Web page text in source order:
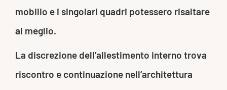
mobilio e i singolari quadri potessero risaltare
al meglio.
La discrezione dell’allestimento interno trova
riscontro e continuazione nell’architettura